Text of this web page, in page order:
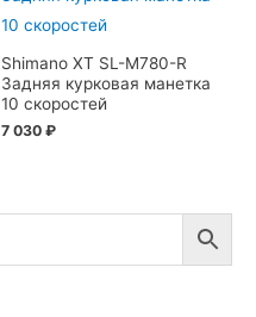
Shimano XT SL-M780-R
Задняя курковая манетка
10 скоростей
7 030 ₽